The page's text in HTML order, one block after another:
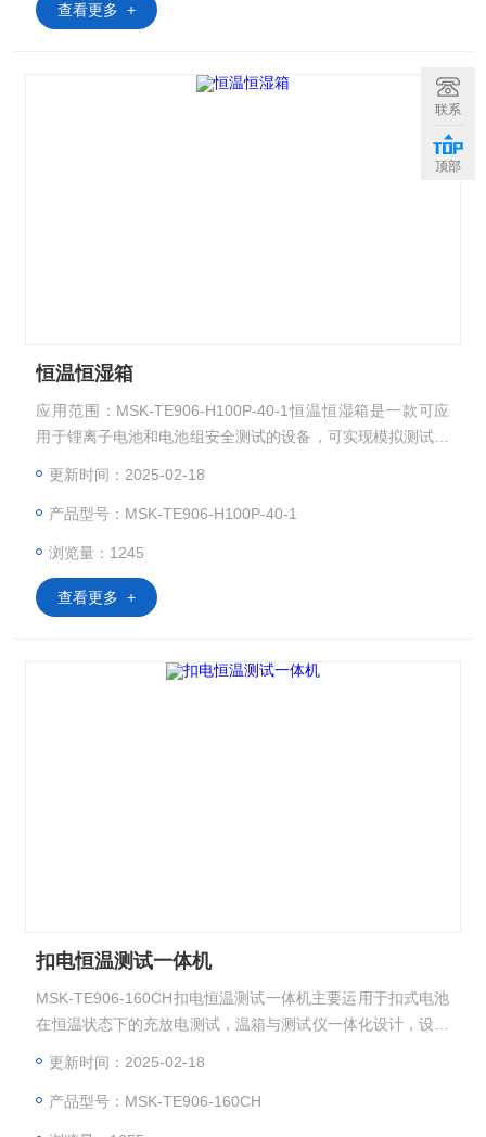
查看更多 +
恒温恒湿箱
应用范围：MSK-TE906-H100P-40-1恒温恒湿箱是一款可应
用于锂离子电池和电池组安全测试的设备，可实现模拟测试电
测试，且可广泛应用于电子、电器、电池、塑胶、食品、纸
更新时间：2025-02-18
产品型号：MSK-TE906-H100P-40-1
浏览量：1245
查看更多 +
扣电恒温测试一体机
MSK-TE906-160CH扣电恒温测试一体机主要运用于扣式电池
在恒温状态下的充放电测试，温箱与测试仪一体化设计，设备
更新时间：2025-02-18
产品型号：MSK-TE906-160CH
联系
顶部